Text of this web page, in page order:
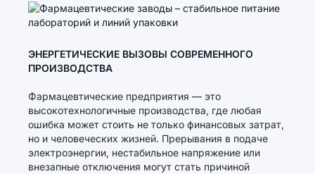
ЭНЕРГЕТИЧЕСКИЕ ВЫЗОВЫ СОВРЕМЕННОГО
ПРОИЗВОДСТВА
Фармацевтические предприятия — это
высокотехнологичные производства, где любая
ошибка может стоить не только финансовых затрат,
но и человеческих жизней. Прерывания в подаче
электроэнергии, нестабильное напряжение или
внезапные отключения могут стать причиной